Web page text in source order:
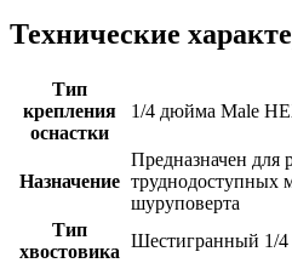
Технические
Тип
крепления
оснастки
1/4 дюйма Male
Назначение
Предназначен для
труднодоступных
шуруповерта
Тип
хвостовика
Шестигранный 1/